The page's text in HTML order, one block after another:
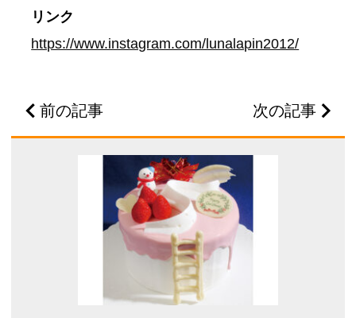
リンク
https://www.instagram.com/lunalapin2012/
前の記事 次の記事